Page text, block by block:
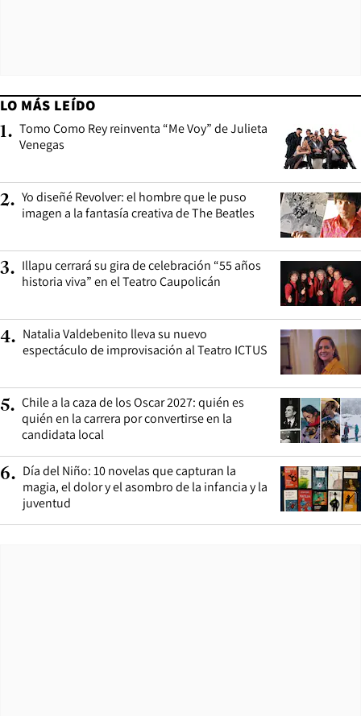
LO MÁS LEÍDO
1. Tomo Como Rey reinventa “Me Voy” de Julieta
Venegas
2. Yo diseñé Revolver: el hombre que le puso
imagen a la fantasía creativa de The Beatles
3. Illapu cerrará su gira de celebración “55 años
historia viva” en el Teatro Caupolicán
4. Natalia Valdebenito lleva su nuevo
espectáculo de improvisación al Teatro ICTUS
5. Chile a la caza de los Oscar 2027: quién es
quién en la carrera por convertirse en la
candidata local
6. Día del Niño: 10 novelas que capturan la
magia, el dolor y el asombro de la infancia y la
juventud